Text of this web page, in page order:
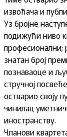
извоћача и
Уз бројне
подижући ниво
професионални;
знатан број
познаваоце и
стручној
остварио своју
чинилац
иностранству.
Чланови